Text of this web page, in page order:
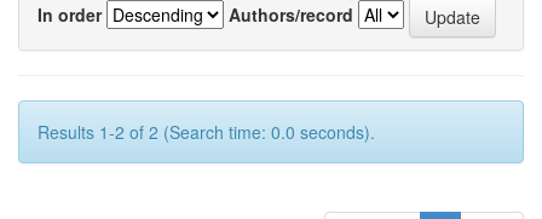
In order
Authors/record
Results 1-2 of 2 (Search time: 0.0 seconds).